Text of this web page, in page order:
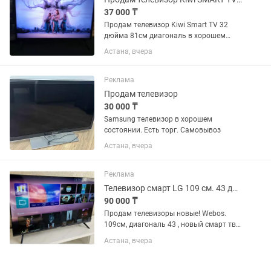
37 000 ₸
Продам телевизор Kiwi Smart TV 32
дюйма 81см диагональ в хорошем
состоянии на базе Андроид. В
комплекте пульт. Интернет есть.
Астана, вчера
Реклама
Продам телевизор
30 000 ₸
Samsung телевизор в хорошем
состоянии. Есть торг. Самовывоз
Астана, вчера
Реклама
Телевизор смарт LG 109 см. 43 диагональ
90 000 ₸
Продам телевизоры новые! Webos.
109см, диагональ 43 , новый смарт тв.
всегда быстро разбирают.
Астана, вчера